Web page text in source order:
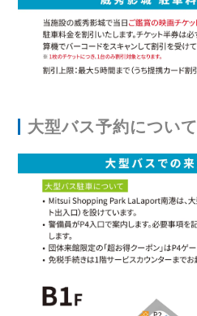
大型バス予約について